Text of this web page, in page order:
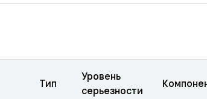
Тип
Уровень
серьезности